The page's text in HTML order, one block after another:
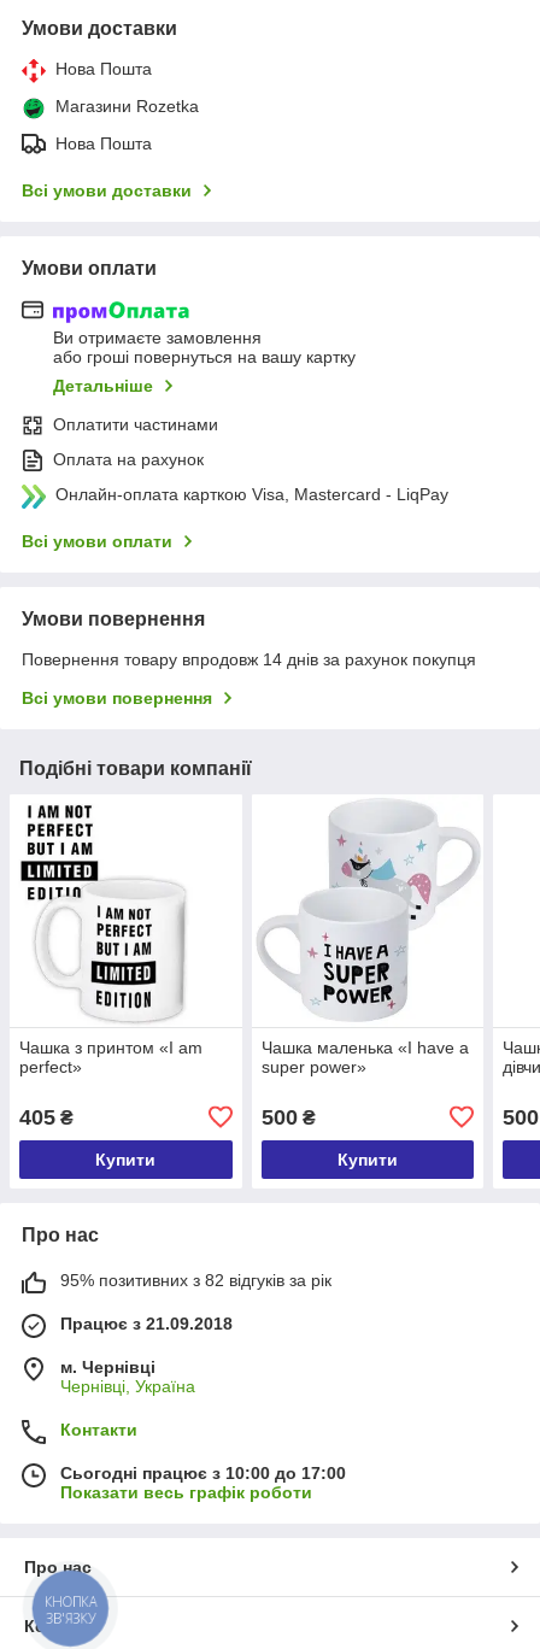
Умови доставки
Нова Пошта
Магазини Rozetka
Нова Пошта
Всі умови доставки
Умови оплати
Ви отримаєте замовлення
або гроші повернуться на вашу картку
Детальніше
Оплатити частинами
Оплата на рахунок
Онлайн-оплата карткою Visa, Mastercard - LiqPay
Всі умови оплати
Умови повернення
Повернення товару впродовж 14 днів за рахунок покупця
Всі умови повернення
Подібні товари компанії
Чашка з принтом «I am
perfect»
405 ₴
Купити
Чашка маленька «I have a
super power»
500₴
Купити
500
Про нас
95% позитивних з 82 відгуків за рік
Працює з 21.09.2018
м. Чернівці
Чернівці, Україна
Контакти
Сьогодні працює з 10:00 до 17:00
Показати весь графік роботи
Про нас
Контакти
КНОПКА
ЗВ'ЯЗКУ